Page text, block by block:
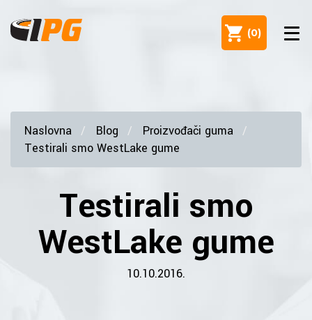
(0)
Naslovna Blog
Proizvođači guma
Testirali smo WestLake gume
Testirali smo
WestLake gume
10.10.2016.